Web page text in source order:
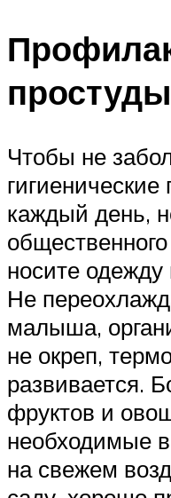
простуды
Чтобы не
каждый день,
носите одежду
Не
малыша,
не окреп,
развивается.
фруктов и
необходимые
на свежем